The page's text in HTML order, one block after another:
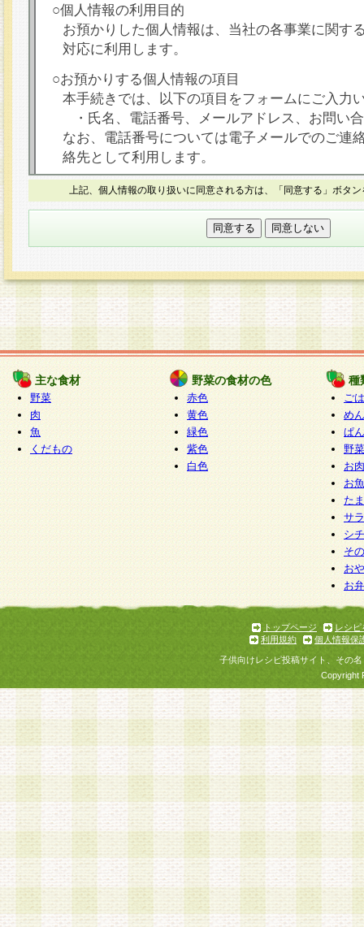
○個人情報の利用目的
お預かりした個人情報は、当社の各事業に関す
対応に利用します。
○お預かりする個人情報の項目
本手続きでは、以下の項目をフォームにご入力
・氏名、電話番号、メールアドレス、お問い
なお、電話番号については電子メールでのご連
絡先として利用します。
○本人が容易に認識できない方法による個人情報
本フォームでは、セッション管理のためCookie
○個人情報の第三者提供について
力いただく個人情報は第三者に提供しません。
○個人情報の委託について
個人情報の取り扱いを外部に委託する場合は、
情報管理基準を満たす企業を選定して委託を行
が行われるよう監督します。
○開示対象個人情報の開示等および問い合わせ窓口
本人からの求めにより、当社が本件により取得
報の利用目的の通知・開示・内容の訂正・追加
停止・消去及び第三者への提供の禁止（以下、
といいます。）に応じます。
開示等に応じる窓口は以下になります。
ぱくすく食堂個人情報お客様相談窓口 paku-
m
個人情報を与えることは任意ですが、個人情報
意をいただけない場合には、当社のサービスの
お問い合わせ・ご相談への対応ができない場合
上記、個人情報の取り扱いに同意される方は、「同意する」ボタ
主な食材
野菜
肉
魚
くだもの
野菜の食材の色
赤色
黄色
緑色
紫色
白色
種
ご
めん
ぱん
野
お
お
た
サ
シ
そ
お
お
トップページ
レシピ
利用規約
個人情報保
子供向けレシピ投稿サイト、その
Copyright